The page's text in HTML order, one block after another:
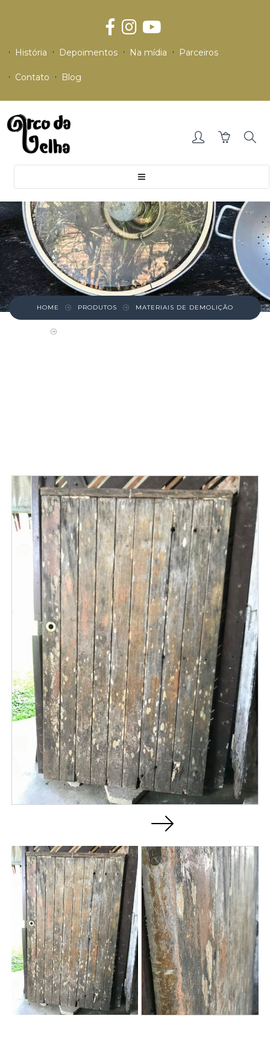
História Depoimentos Na mídia Parceiros
Contato Blog
HOME PRODUTOS MATERIAIS DE DEMOLIÇÃO